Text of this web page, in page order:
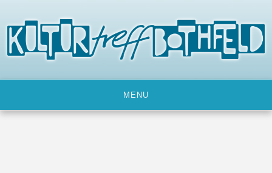
content
MENU